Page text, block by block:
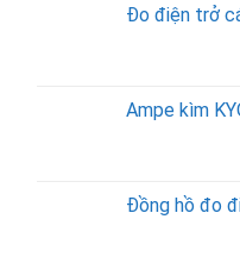
Đo điện trở
Ampe kìm
Đồng hồ đo